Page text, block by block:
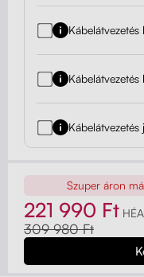
Kábelátvezetés
Szuper áron
221 990 Ft
309 980 Ft